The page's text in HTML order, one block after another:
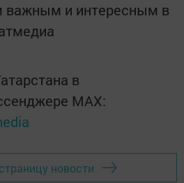
важным и интересным в
в
MАХ:
новости